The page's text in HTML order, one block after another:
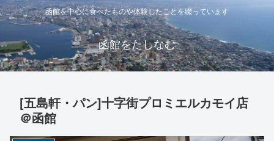
函館を中心に食べたものや体験したことを綴っています
函館をたしなむ
[五島軒・パン]十字街プロミエルカモイ店
＠函館